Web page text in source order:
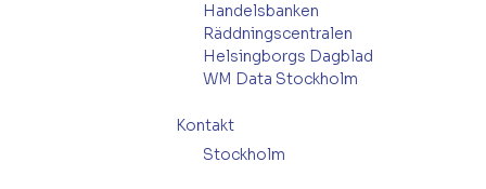
Handelsbanken
Räddningscentralen
Helsingborgs Dagblad
WM Data Stockholm
Kontakt
Stockholm